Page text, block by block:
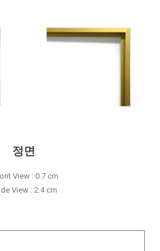
정면
View : 0.7 cm
View : 2.4 cm